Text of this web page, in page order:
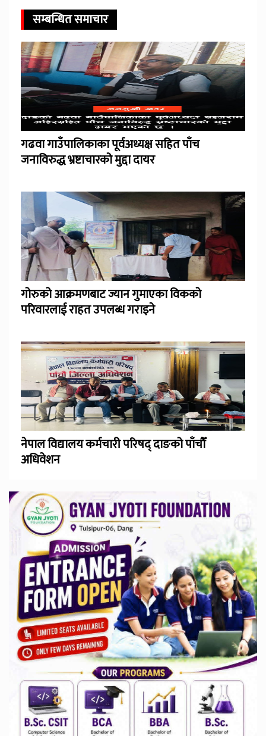
सम्बन्धित समाचार
गढवा गाउँपालिकाका पूर्वअध्यक्ष सहित पाँच
जनाविरुद्ध भ्रष्टाचारको मुद्दा दायर
गोरुको आक्रमणबाट ज्यान गुमाएका विकको
परिवारलाई राहत उपलब्ध गराइने
नेपाल विद्यालय कर्मचारी परिषद् दाङको पाँचौँ
अधिवेशन